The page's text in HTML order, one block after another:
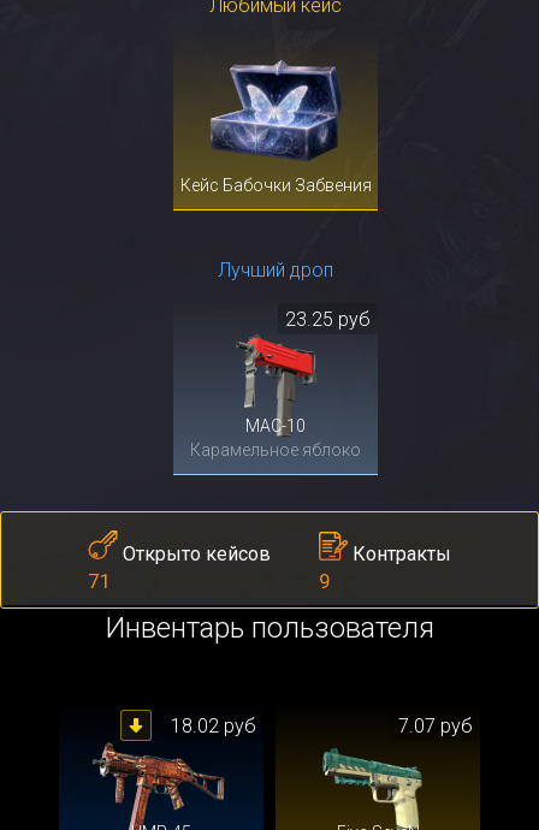
Любимый кейс
Кейс Бабочки Забвения
Лучший дроп
MAC-10
Карамельное яблоко
23.25 руб
Открыто кейсов
71
Контракты
9
Инвентарь пользователя
18.02 руб 7.07 руб